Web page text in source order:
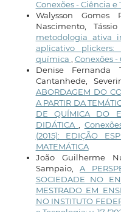
Conexões - Ciência e
Walysson Gomes
Nascimento,
metodologia ativa
aplicativo
química
Conexões -
Denise Fernanda
Cantanhede,
ABORDAGEM DO
A PARTIR DA
DE QUÍMICA DO
DIDÁTICA
(2015): EDIÇÃO
MATEMÁTICA
João Guilherme
Sampaio,A
SOCIEDADE NO
MESTRADO EM
NO INSTITUTO